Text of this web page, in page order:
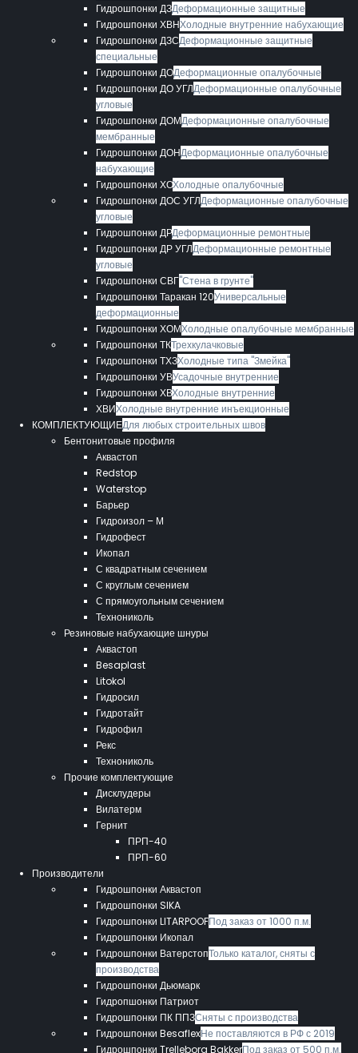
Гидрошпонки ДЗДеформационные защитные
Гидрошпонки ХВНХолодные внутренние набухающие
Гидрошпонки ДЗСДеформационные защитные
специальные
Гидрошпонки ДОДеформационные опалубочные
Гидрошпонки ДО УГЛДеформационные опалубочные
угловые
Гидрошпонки ДОМДеформационные опалубочные
мембранные
Гидрошпонки ДОНДеформационные опалубочные
набухающие
Гидрошпонки ХОХолодные опалубочные
Гидрошпонки ДОС УГЛДеформационные опалубочные
угловые
Гидрошпонки ДРДеформационные ремонтные
Гидрошпонки ДР УГЛДеформационные ремонтные
угловые
Гидрошпонки СВГ"Стена в грунте"
Гидрошпонки Таракан 120Универсальные
деформационные
Гидрошпонки ХОМХолодные опалубочные мембранные
Гидрошпонки ТКТрехкулачковые
Гидрошпонки ТХЗХолодные типа "Змейка"
Гидрошпонки УВУсадочные внутренние
Гидрошпонки ХВХолодные внутренние
ХВИХолодные внутренние инъекционные
КОМПЛЕКТУЮЩИЕДля любых строительных швов
Бентонитовые профиля
Аквастоп
Redstop
Waterstop
Барьер
Гидроизол – М
Гидрофест
Икопал
С квадратным сечением
С круглым сечением
С прямоугольным сечением
Технониколь
Резиновые набухающие шнуры
Аквастоп
Besaplast
Litokol
Гидросил
Гидротайт
Гидрофил
Рекс
Технониколь
Прочие комплектующие
Дисклудеры
Вилатерм
Гернит
ПРП-40
ПРП-60
Производители
Гидрошпонки Аквастоп
Гидрошпонки SIKA
Гидрошпонки LITARPOOFПод заказ от 1000 п.м.
Гидрошпонки Икопал
Гидрошпонки ВатерстопТолько каталог, сняты с
производства
Гидрошпонки Дьюмарк
Гидропшонки Патриот
Гидрошпонки ПК ППЗСняты с производства
Гидрошпонки BesaflexНе поставляются в РФ с 2019
Гидрошпонки Trelleborg BakkerПод заказ от 500 п.м.